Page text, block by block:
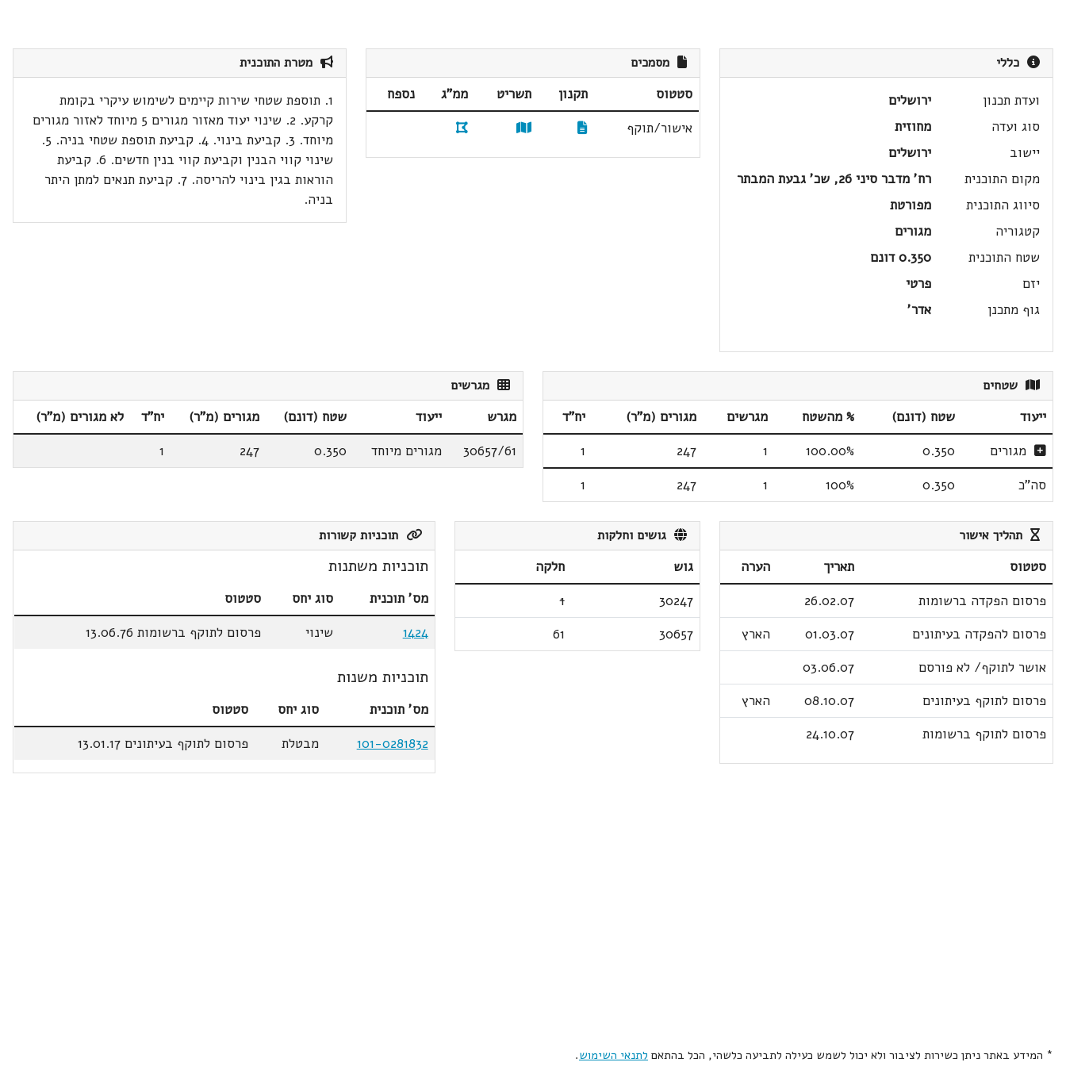
כללי
ועדת תכנון
ירושלים
סוג ועדה
מחוזית
יישוב
ירושלים
מקום התוכנית
רח' מדבר סיני 26, שכ' גבעת המבתר
סיווג התוכנית
מפורטת
קטגוריה
מגורים
שטח התוכנית
0.350 דונם
יזם
פרטי
גוף מתכנן
אדר'
מסמכים
סטטוס תקנון תשריט ממ"ג
נספח
אישור/תוקף
מטרת התוכנית
1. תוספת שטחי שירות קיימים לשימוש עיקרי בקומת
קרקע. 2. שינוי יעוד מאזור מגורים 5 מיוחד לאזור מגורים
מיוחד. 3. קביעת בינוי. 4. קביעת תוספת שטחי בניה. 5.
שינוי קווי הבנין וקביעת קווי בנין חדשים. 6. קביעת
הוראות בגין בינוי להריסה. 7. קביעת תנאים למתן היתר
בניה.
שטחים
ייעוד שטח (דונם) % מהשטח מגרשים מגורים (מ"ר)
יח"ד
מגורים
0.350
100.00%
1
247
1
סה"כ
0.350
100%
1
247
1
מגרשים
מגרש ייעוד שטח (דונם) מגורים (מ"ר) יח"ד
לא מגורים (מ"ר)
30657/61
מגורים מיוחד 0.350
247
1
תהליך אישור
סטטוס תאריך
הערה
פרסום הפקדה ברשומות
26.02.07
פרסום להפקדה בעיתונים
01.03.07
הארץ
אושר לתוקף/ לא פורסם
03.06.07
פרסום לתוקף בעיתונים
08.10.07
הארץ
פרסום לתוקף ברשומות
24.10.07
גושים וחלקות
גוש
חלקה
30247
1
30657
61
תוכניות קשורות
תוכניות משתנות
מס' תוכנית סוג יחס
סטטוס
1424
שינוי פרסום לתוקף ברשומות 13.06.76
תוכניות משנות
מס' תוכנית סוג יחס
סטטוס
101-0281832
מבטלת פרסום לתוקף בעיתונים 13.01.17
* המידע באתר ניתן כשירות לציבור ולא יכול לשמש כעילה לתביעה כלשהי, הכל בהתאם לתנאי השימוש.